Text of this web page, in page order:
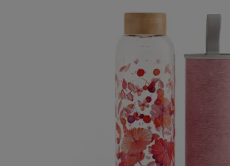
Uw winkelwagen
Vul hem met